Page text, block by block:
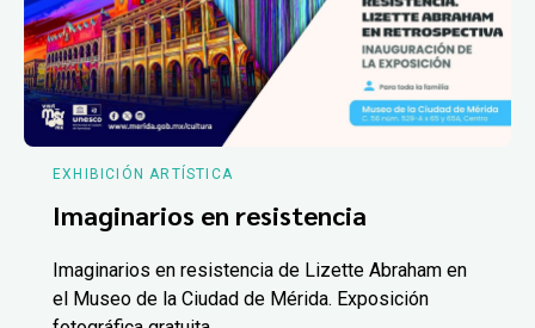
EXHIBICIÓN ARTÍSTICA
Imaginarios en resistencia
Imaginarios en resistencia de Lizette Abraham en
el Museo de la Ciudad de Mérida. Exposición